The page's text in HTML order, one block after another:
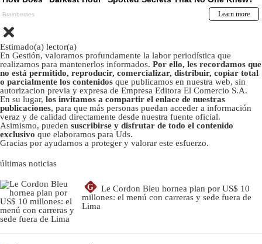
Estimado(a) lector(a)
En Gestión, valoramos profundamente la labor periodística que
realizamos para mantenerlos informados. Por ello, les recordamos que
no está permitido, reproducir, comercializar, distribuir, copiar total
o parcialmente los contenidos que publicamos en nuestra web, sin
autorizacion previa y expresa de Empresa Editora El Comercio S.A.
En su lugar, los invitamos a compartir el enlace de nuestras
publicaciones, para que más personas puedan acceder a información
veraz y de calidad directamente desde nuestra fuente oficial.
Asimismo, pueden suscribirse y disfrutar de todo el contenido
exclusivo que elaboramos para Uds.
Gracias por ayudarnos a proteger y valorar este esfuerzo.
últimas noticias
G
Le Cordon Bleu hornea plan por US$ 10
millones: el menú con carreras y sede fuera de
Lima